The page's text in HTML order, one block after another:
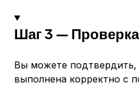
Шаг 3 —
Вы можете подтвердить,
выполнена корректно с